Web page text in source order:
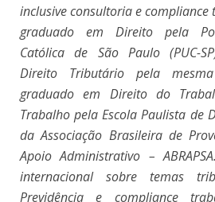
inclusive consultoria e compliance
graduado em Direito pela
Católica de São Paulo (PUC-
Direito Tributário pela
graduado em Direito do
Trabalho pela Escola Paulista de
da Associação Brasileira de
Apoio Administrativo –
internacional sobre temas
Previdência e compliance